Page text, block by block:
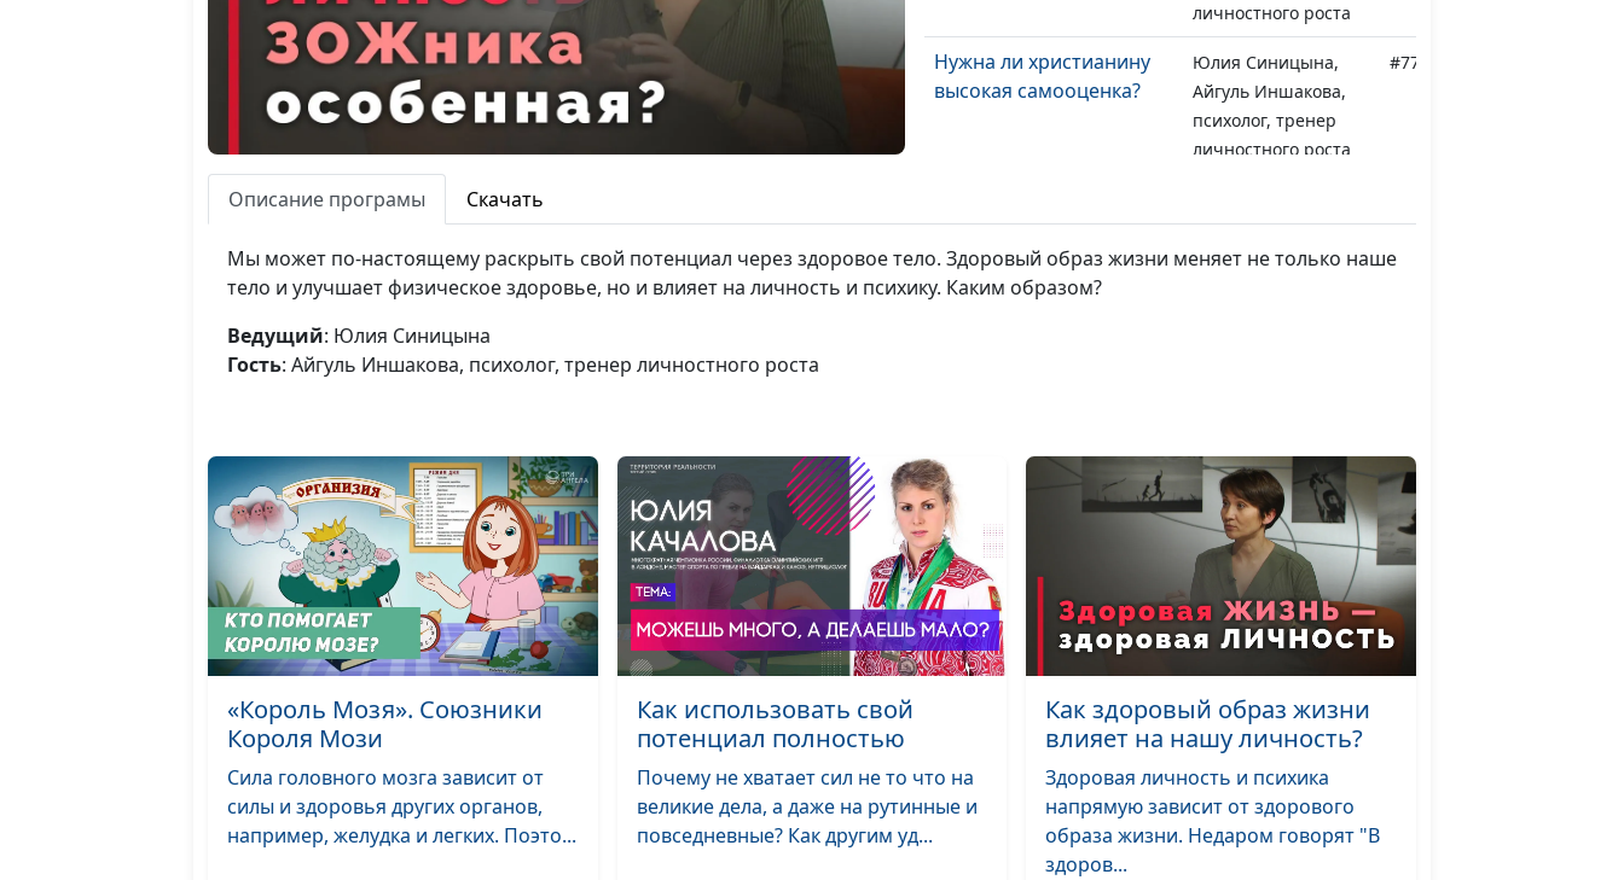
личностного роста
Нужна ли христианину
высокая самооценка?
Юлия Синицына,
Айгуль Иншакова,
психолог, тренер
личностного роста
#771
эмоциональные
границы
Айгуль Иншакова,
психолог, тренер
Как связаны интеллект,
эмоции и духовность
Юлия Синицына,
Айгуль Иншакова,
психолог, тренер
личностного роста
#768
Зачем верующему
человеку идти к
психологу
Юлия Синицына,
Айгуль Иншакова,
личностного роста
#767
Как развивать
самоконтроль
Юлия Синицына,
Алина Караченцева,
практический
психолог
Описание програмы Скачать
Мы может по-настоящему раскрыть свой потенциал через здоровое тело. Здоровый образ жизни меняет не только наше
тело и улучшает физическое здоровье, но и влияет на личность и психику. Каким образом?
Ведущий: Юлия Синицына
Гость: Айгуль Иншакова, психолог, тренер личностного роста
«Король Мозя». Союзники
Короля Мози
Сила головного мозга зависит от
силы и здоровья других органов,
например, желудка и легких. Поэто...
Как использовать свой
потенциал полностью
Почему не хватает сил не то что на
великие дела, а даже на рутинные и
повседневные? Как другим уд...
Как здоровый образ жизни
влияет на нашу личность?
Здоровая личность и психика
напрямую зависит от здорового
образа жизни. Недаром говорят "В
здоров...